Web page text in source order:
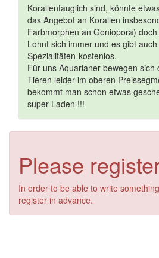
Korallentauglich sind, könnte
das Angebot an Korallen
Farbmorphen an Goniopora)
Lohnt sich immer und es gibt
Spezialitäten-kostenlos.
Für uns Aquarianer bewegen sich
Tieren leider im oberen
bekommt man schon etwas
super Laden !!!
Please
In order to be able to write
register in advance.